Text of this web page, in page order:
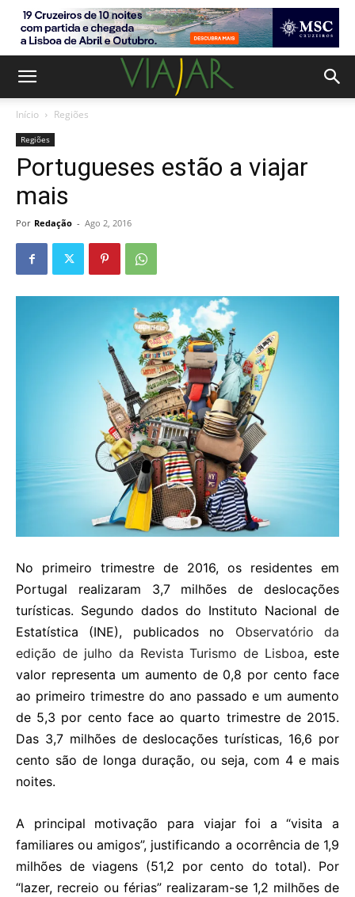
Início Regiões
Regiões
Portugueses estão a viajar
mais
Por Redação - Ago 2, 2016
No primeiro trimestre de 2016, os residentes em
Portugal realizaram 3,7 milhões de deslocações
turísticas. Segundo dados do Instituto Nacional de
Estatística (INE), publicados no Observatório da
edição de julho da Revista Turismo de Lisboa, este
valor representa um aumento de 0,8 por cento face
ao primeiro trimestre do ano passado e um aumento
de 5,3 por cento face ao quarto trimestre de 2015.
Das 3,7 milhões de deslocações turísticas, 16,6 por
cento são de longa duração, ou seja, com 4 e mais
noites.
A principal motivação para viajar foi a “visita a
familiares ou amigos”, justificando a ocorrência de 1,9
milhões de viagens (51,2 por cento do total). Por
“lazer, recreio ou férias” realizaram-se 1,2 milhões de